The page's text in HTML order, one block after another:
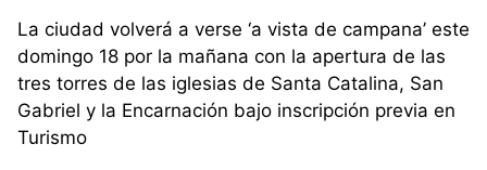
La ciudad volverá a verse ‘a vista de campana’ este
domingo 18 por la mañana con la apertura de las
tres torres de las iglesias de Santa Catalina, San
Gabriel y la Encarnación bajo inscripción previa en
Turismo